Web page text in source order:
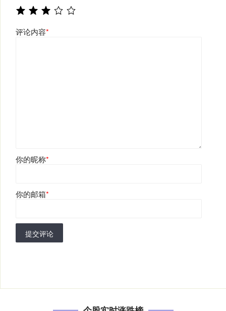
评论内容*
你的昵称*
你的邮箱*
提交评论